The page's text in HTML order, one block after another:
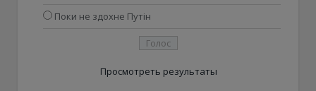
Поки не здохне Путін
Просмотреть результаты